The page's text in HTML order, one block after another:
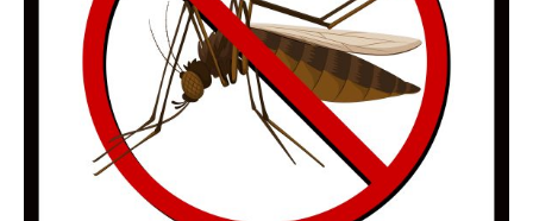
Проекти
Документи